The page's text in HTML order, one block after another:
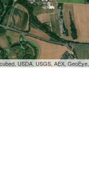
USDA, USGS, AEX,